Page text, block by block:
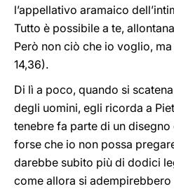
l’appellativo aramaico
Tutto è possibile a te,
Però non ciò che io voglio,
14,36).
Di lì a poco, quando si
degli uomini, egli ricorda a
tenebre fa parte di un disegno
forse che io non possa
darebbe subito più di dodici
come allora si